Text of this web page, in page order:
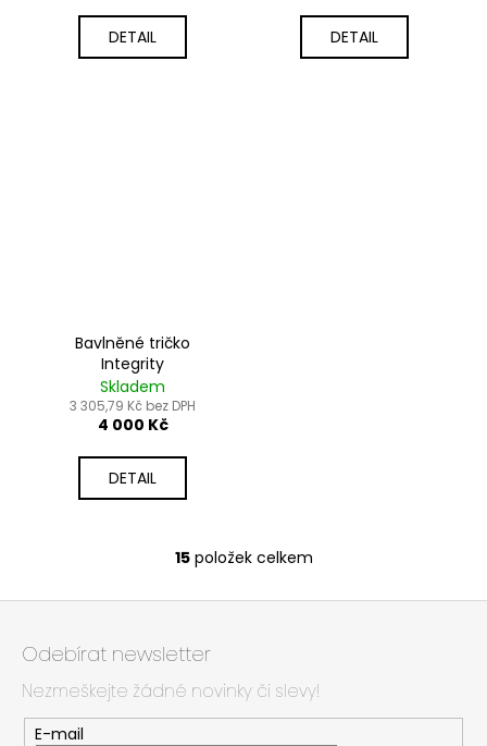
DETAIL DETAIL
Bavlněné tričko
Integrity
Skladem
3 305,79 Kč bez DPH
4 000 Kč
DETAIL
O
v
a
c
15položek celkem
Z
Odebírat newsletter
Nezmeškejte žádné novinky či slevy!
E-mail